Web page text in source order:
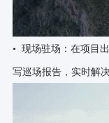
• 现场驻场：在项目
写巡场报告，实时解